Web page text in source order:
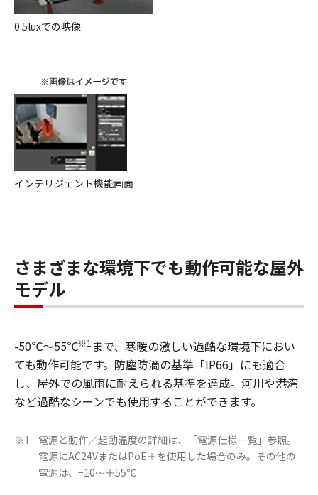
0.5luxでの映像
インテリジェント機能画面
さまざまな環境下でも動作可能な屋外
モデル
-50℃～55℃※1 まで、寒暖の激しい過酷な環境下におい
ても動作可能です。防塵防滴の基準「IP66」にも適合
し、屋外での風雨に耐えられる基準を達成。河川や港湾
など過酷なシーンでも使用することができます。
※1
電源と動作／起動温度の詳細は、「電源仕様一覧」参照。
電源にAC24VまたはPoE＋を使用した場合のみ。その他の
電源は、−10～＋55℃